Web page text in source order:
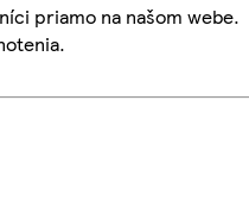
priamo na našom webe.